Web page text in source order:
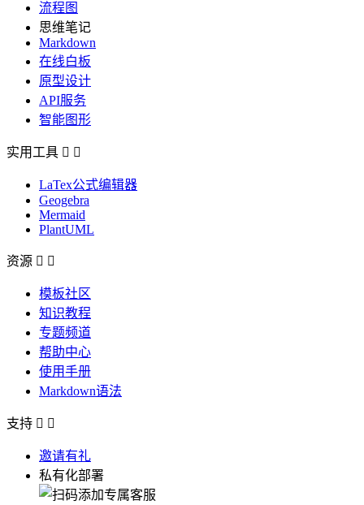
流程图
思维笔记
Markdown
在线白板
原型设计
API服务
智能图形
实用工具  
LaTex公式编辑器
Geogebra
Mermaid
PlantUML
资源  
模板社区
知识教程
专题频道
帮助中心
使用手册
Markdown语法
支持  
邀请有礼
私有化部署